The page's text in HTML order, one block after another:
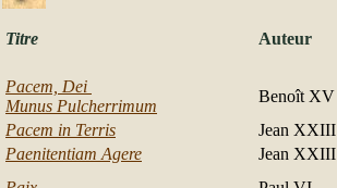
Titre Auteur
Pacem, Dei
Munus Pulcherrimum
Benoît XV
Pacem in Terris
Jean XXIII
Paenitentiam Agere
Jean XXIII